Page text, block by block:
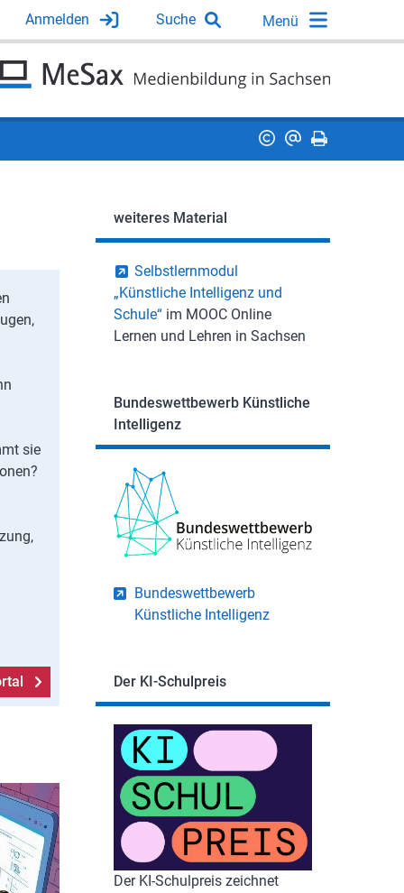
Anmelden Suche
sie
weiteres Material
Selbstlernmodul
„Künstliche Intelligenz und
Schule“ im MOOC Online
Lernen und Lehren in Sachsen
Bundeswettbewerb Künstliche
Intelligenz
Bundeswettbewerb
Künstliche Intelligenz
Der KI-Schulpreis
Der KI-Schulpreis zeichnet